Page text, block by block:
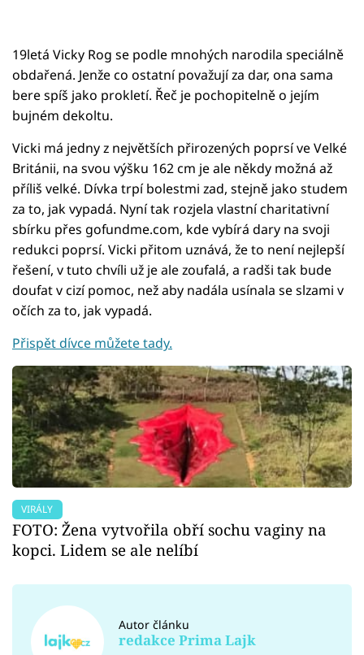
19letá Vicky Rog se podle mnohých narodila speciálně
obdařená. Jenže co ostatní považují za dar, ona sama
bere spíš jako prokletí. Řeč je pochopitelně o jejím
bujném dekoltu.
Vicki má jedny z největších přirozených poprsí ve Velké
Británii, na svou výšku 162 cm je ale někdy možná až
příliš velké. Dívka trpí bolestmi zad, stejně jako studem
za to, jak vypadá. Nyní tak rozjela vlastní charitativní
sbírku přes gofundme.com, kde vybírá dary na svoji
redukci poprsí. Vicki přitom uznává, že to není nejlepší
řešení, v tuto chvíli už je ale zoufalá, a radši tak bude
doufat v cizí pomoc, než aby nadála usínala se slzami v
očích za to, jak vypadá.
Přispět dívce můžete tady.
VIRÁLY
FOTO: Žena vytvořila obří sochu vaginy na
kopci. Lidem se ale nelíbí
Autor článku
redakce Prima Lajk